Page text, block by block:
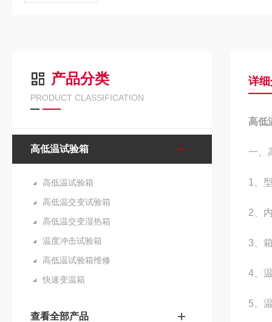
产品分类
PRODUCT CLASSIFICATION
高低温试验箱
高低温试验箱
高低温交变试验箱
高低温交变湿热箱
温度冲击试验箱
高低温试验箱维修
快速变温箱
查看全部产品
详
高低
一、
1 、
2 、
3 、
4 、
5 、